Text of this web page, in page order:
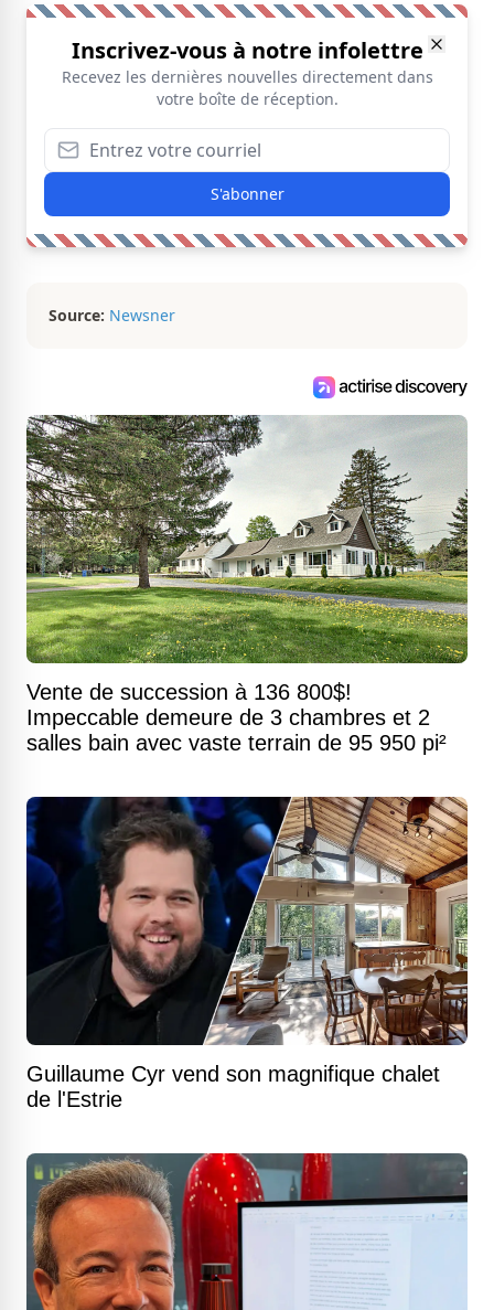
Inscrivez-vous à notre infolettre
Recevez les dernières nouvelles directement dans
votre boîte de réception.
S'abonner
Source: Newsner
Vente de succession à 136 800$!
Impeccable demeure de 3 chambres et 2
salles bain avec vaste terrain de 95 950 pi²
Guillaume Cyr vend son magnifique chalet
de l'Estrie